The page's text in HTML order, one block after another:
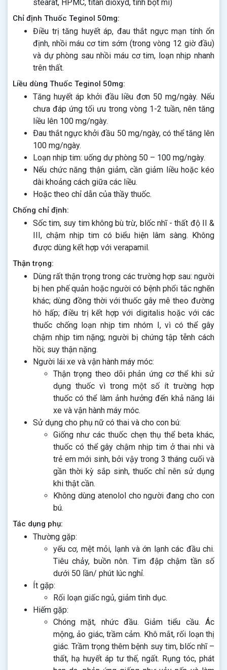
stearat, HPMC, titan dioxyd, tinh bột mì)
Chỉ định Thuốc Teginol 50mg:
Điều trị tăng huyết áp, đau thắt ngực mạn tính ổn
định, nhồi máu cơ tim sớm (trong vòng 12 giờ đầu)
và dự phòng sau nhồi máu cơ tim, loạn nhịp nhanh
trên thất.
Liều dùng Thuốc Teginol 50mg:
Tăng huyết áp khởi đầu liều đơn 50 mg/ngày. Nếu
chưa đáp ứng tối ưu trong vòng 1-2 tuần, nên tăng
liều lên 100 mg/ngày.
Ðau thắt ngực khởi đầu 50 mg/ngày, có thể tăng lên
100 mg/ngày.
Loạn nhịp tim: uống dự phòng 50 – 100 mg/ngày.
Nếu chức năng thận giảm, cần giảm liều hoặc kéo
dài khoảng cách giữa các liều.
Hoặc theo chỉ dẫn của thầy thuốc.
Chống chỉ định:
Sốc tim, suy tim không bù trừ, blốc nhĩ - thất độ II &
III, chậm nhịp tim có biểu hiện lâm sàng. Không
được dùng kết hợp với verapamil.
Thận trọng:
Dùng rất thận trọng trong các trường hợp sau: người
bị hen phế quản hoặc người có bệnh phổi tắc nghẽn
khác; dùng đồng thời với thuốc gây mê theo đường
hô hấp; điều trị kết hợp với digitalis hoặc với các
thuốc chống loạn nhịp tim nhóm I, vì có thể gây
chậm nhịp tim nặng; người bị chứng tập tễnh cách
hồi; suy thận nặng.
Người lái xe và vận hành máy móc:
Thận trọng theo dõi phản ứng cơ thể khi sử
dụng thuốc vì trong một số ít trường hợp
thuốc có thể làm ảnh hưởng đến khả năng lái
xe và vận hành máy móc.
Sử dụng cho phụ nữ có thai và cho con bú:
Giống như các thuốc chẹn thụ thể beta khác,
thuốc có thể gây chậm nhịp tim ở thai nhi và
trẻ em mới sinh, bởi vậy trong 3 tháng cuối và
gần thời kỳ sắp sinh, thuốc chỉ nên sử dụng
khi thật cần.
Không dùng atenolol cho người đang cho con
bú.
Tác dụng phụ:
Thường gặp:
yếu cơ, mệt mỏi, lạnh và ớn lạnh các đầu chi.
Tiêu chảy, buồn nôn. Tim đập chậm tần số
dưới 50 lần/ phút lúc nghỉ.
Ít gặp:
Rối loạn giấc ngủ, giảm tình dục.
Hiếm gặp:
Chóng mặt, nhức đầu. Giảm tiểu cầu. Ác
mộng, ảo giác, trầm cảm. Khô mắt, rối loạn thị
giác. Trầm trọng thêm bệnh suy tim, blốc nhĩ –
thất, hạ huyết áp tư thế, ngất. Rụng tóc, phát